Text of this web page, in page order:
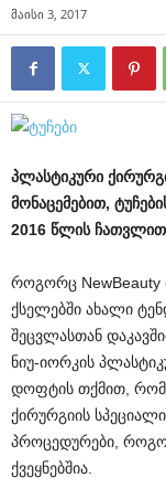
მაისი 3, 2017
პლასტიკური
მონაცემებით,
2016 წლის ჩათვლით
როგორც NewBeauty
ქსელებში ახალი
შეცვლასთან
ნიუ-იორკის
დოფტის თქმით,
ქირურგიის
პროცედურები,
ქვეყნებშია.